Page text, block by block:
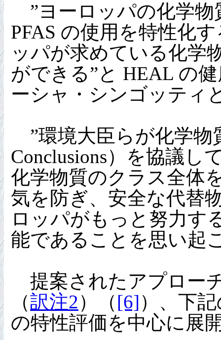
”ヨーロッパの化学物
PFAS の使用を特性化
ッパが求めている化学
ができる”と HEAL の
ーシャ・シンゴッティ
”環境大臣らが化学物
Conclusions）を協議し
化学物質のクラス全体
気を防ぎ、安全な代替
ロッパがもっと努力す
能であることを思い起
提案されたアプロー
（訳注2）（[6]）、下
の特性評価を中心に展